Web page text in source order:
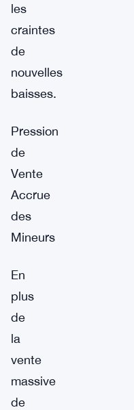
les
craintes
de
nouvelles
baisses.
Pression
de
Vente
Accrue
des
Mineurs
En
plus
de
la
vente
massive
de